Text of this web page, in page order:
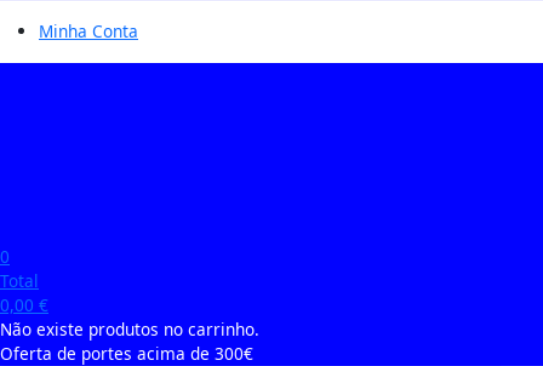
Minha Conta
0
Total
0,00 €
Não existe produtos no carrinho.
Oferta de portes acima de 300€